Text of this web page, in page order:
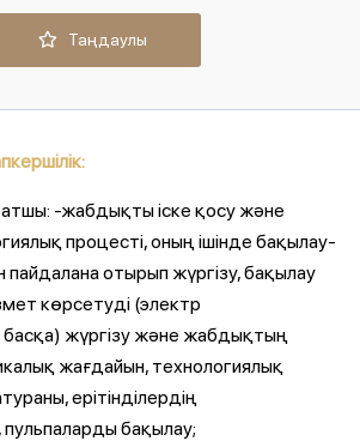
Таңдаулы
-жабдықты іске қосу және
процесті, оның ішінде бақылау-
отырып жүргізу, бақылау
көрсетуді (электр
жүргізу және жабдықтың
жағдайын, технологиялық
ерітінділердің
бақылау;